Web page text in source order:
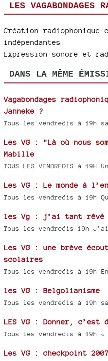
LES VAGABONDAGES
Création radiophonique
indépendantes
Expression sonore et
DANS LA MÊME
Vagabondages
Janneke ?
Tous les vendredis à 19h
Les VG : "Là où nous
Mabille
TOUS LES VENDREDIS à 19H
Les VG : Le monde à
Tous les vendredis à 19h
les Vg : j’ai tant rêvé
Tous les vendredis 19h
Les VG : une brève
scolaires
Tous les vendredis à 19h
les VG : Belgolianisme
Tous les vendredis à 19h
LES VG : Donner, c’est
Tous les vendredis à 19h «
Les VG : checkpoint